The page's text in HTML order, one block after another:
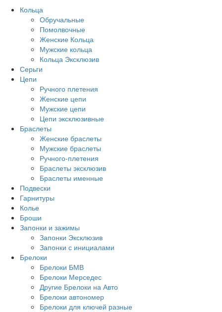
Кольца
Обручальные
Помолвочные
Женские Кольца
Мужские кольца
Кольца Эксклюзив
Серьги
Цепи
Ручного плетения
Женские цепи
Мужские цепи
Цепи эксклюзивные
Браслеты
Женские браслеты
Мужские браслеты
Ручного-плетения
Браслеты эксклюзив
Браслеты именные
Подвески
Гарнитуры
Колье
Броши
Запонки и зажимы
Запонки Эксклюзив
Запонки с инициалами
Брелоки
Брелоки БМВ
Брелоки Мерседес
Другие Брелоки на Авто
Брелоки автономер
Брелоки для ключей разные